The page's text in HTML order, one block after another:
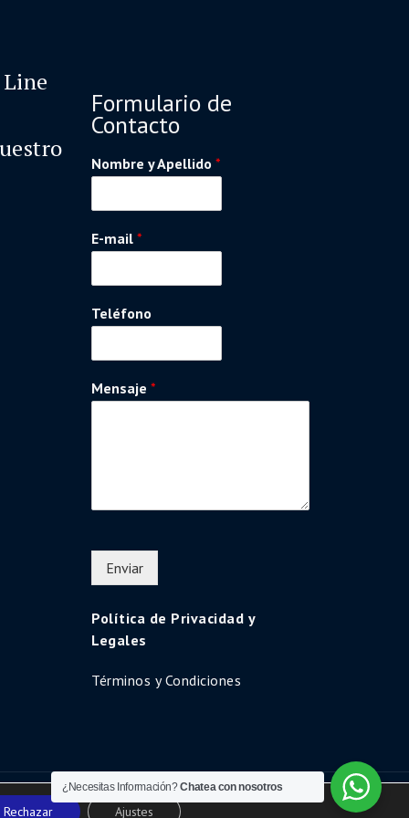
Formulario de
Contacto
Nombre y Apellido *
E-mail *
Teléfono
Mensaje *
Enviar
Política de Privacidad y
Legales
Términos y Condiciones
Uni Education byShark Themes
Rechazar Ajustes
¿Necesitas Información?Chatea con nosotros